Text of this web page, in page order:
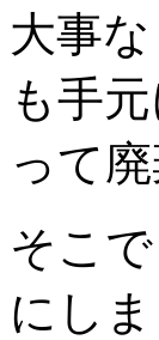
大事
も手
って
そこ
にしま